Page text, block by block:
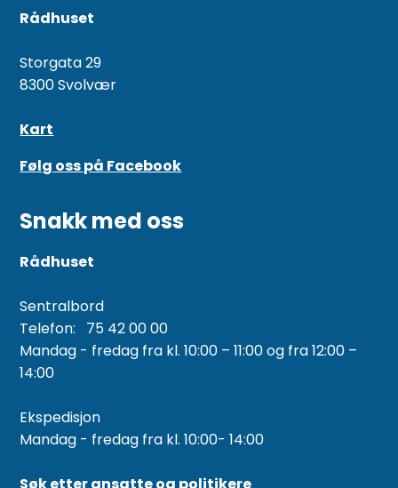
Rådhuset
Storgata 29
8300 Svolvær
Kart
Følg oss på Facebook
Snakk med oss
Rådhuset
Sentralbord
Telefon: 75 42 00 00
Mandag - fredag fra kl. 10:00 – 11:00 og fra 12:00 –
14:00
Ekspedisjon
Mandag - fredag fra kl. 10:00- 14:00
Søk etter ansatte og politikere